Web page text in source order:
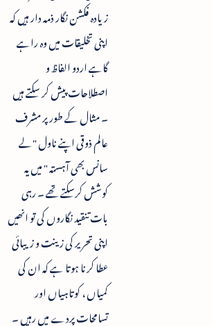
زیادہ فکشن نگار ذمہ دار ہیں کہ
اپنی تخلیقات میں وہ راہے
گاہے اردو الفاظ و
اصطلاحات پیش کر سکتے ہیں
۔ مثال کے طور پر مشرف
عالم ذوقی اپنے ناول "لے
سانس بھی آہستہ " میں یہ
کوشش کرسکتے تھے ۔ رہی
بات تنقید نگاروں کی تو انھیں
اپنی تحریر کی زینت و زیبائی
عطا کرنا ہوتا ہے کہ ان کی
کمیاں ، کوتاہیاں اور
تسامحات پردے میں رہیں ۔